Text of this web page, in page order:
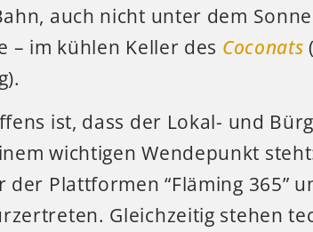
auch nicht unter dem
– im kühlen Keller des Coconats
ist, dass der Lokal- und
wichtigen Wendepunkt
Plattformen “Fläming 365”
Gleichzeitig stehen